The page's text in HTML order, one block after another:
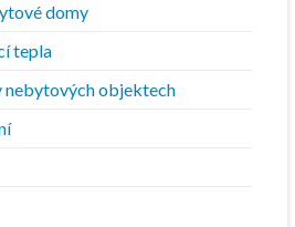
domy
tepla
nebytových objektech